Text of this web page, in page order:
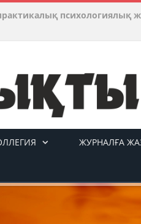
психологиялық
ЖУРНАЛҒА